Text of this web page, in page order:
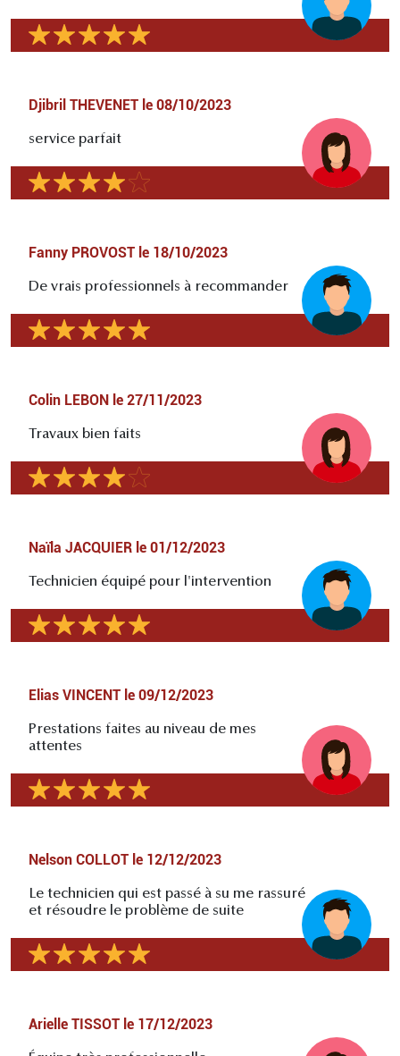
Djibril THEVENET le 08/10/2023
service parfait
Fanny PROVOST le 18/10/2023
De vrais professionnels à recommander
Colin LEBON le 27/11/2023
Travaux bien faits
Naïla JACQUIER le 01/12/2023
Technicien équipé pour l'intervention
Elias VINCENT le 09/12/2023
Prestations faites au niveau de mes
attentes
Nelson COLLOT le 12/12/2023
Le technicien qui est passé à su me rassuré
et résoudre le problème de suite
Arielle TISSOT le 17/12/2023